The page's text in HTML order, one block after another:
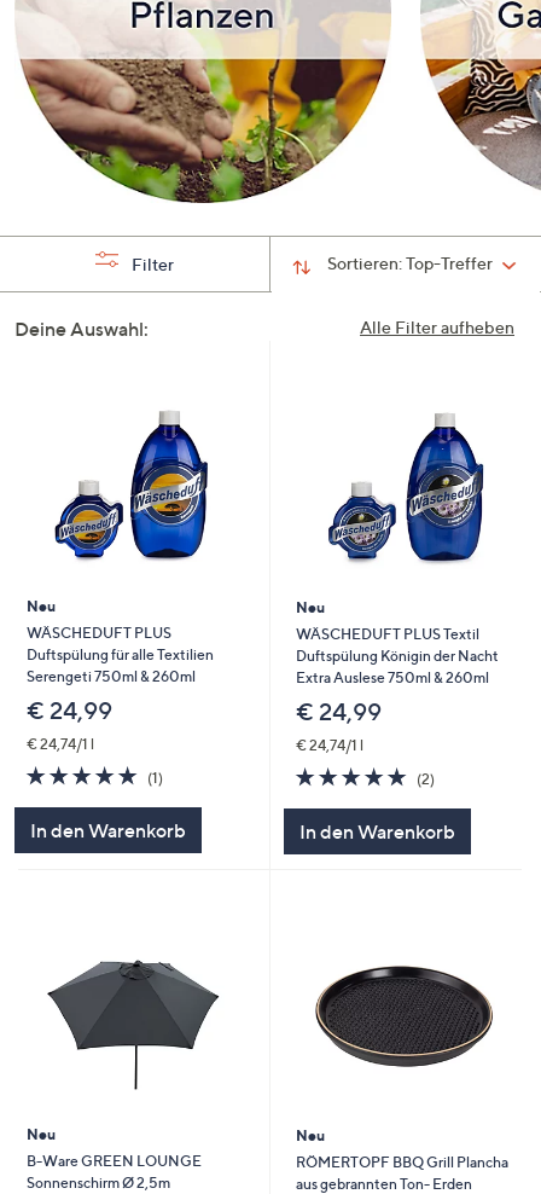
Sortieren:Top-Treffer
Filter
Alle Filter aufheben
Deine Auswahl:
Neu
WÄSCHEDUFT PLUS
Duftspülung für alle Textilien
Serengeti 750ml & 260ml
€ 24,99
€ 24,74/1 l
5.0
von
(1)1
In den Warenkorb
Neu
WÄSCHEDUFT PLUS Textil
Duftspülung Königin der Nacht
Extra Auslese 750ml & 260ml
€ 24,99
€ 24,74/1 l
5.0
von
(2)
In den Warenkorb
Neu
B-Ware GREEN LOUNGE
Sonnenschirm Ø 2,5m
Neu
RÖMERTOPF BBQ Grill Plancha
aus gebrannten Ton- Erden